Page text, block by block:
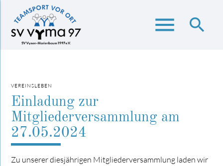
menu search
VEREINSLEBEN
Einladung zur
Mitgliederversammlung am
27.05.2024
Zu unserer diesjährigen Mitgliederversammlung laden wir